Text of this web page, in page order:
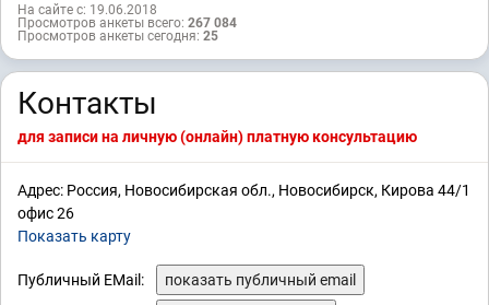
На сайте с: 19.06.2018
Просмотров анкеты всего: 267 084
Просмотров анкеты сегодня: 25
Контакты
для записи на личную (онлайн) платную консультацию
Адрес: Россия, Новосибирская обл., Новосибирск, Кирова 44/1
офис 26
Показать карту
Публичный EMail:
показать публичный email